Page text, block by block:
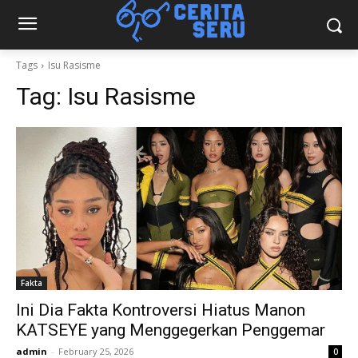
Tags Isu Rasisme
Tag: Isu Rasisme
Fakta
Ini Dia Fakta Kontroversi Hiatus Manon
KATSEYE yang Menggegerkan Penggemar
admin - February 25, 2026 0